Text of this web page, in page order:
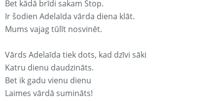
Bet kādā brīdi sakam Stop.
Ir šodien Adelaīda vārda diena klāt.
Mums vajag tūlīt nosvinēt.
Vārds Adelaīda tiek dots, kad dzīvi sāki
Katru dienu daudzināts.
Bet ik gadu vienu dienu
Laimes vārdā sumināts!